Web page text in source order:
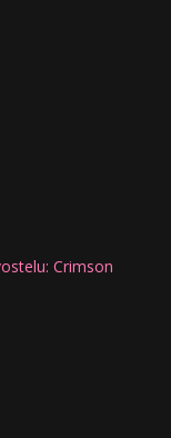
Crimson